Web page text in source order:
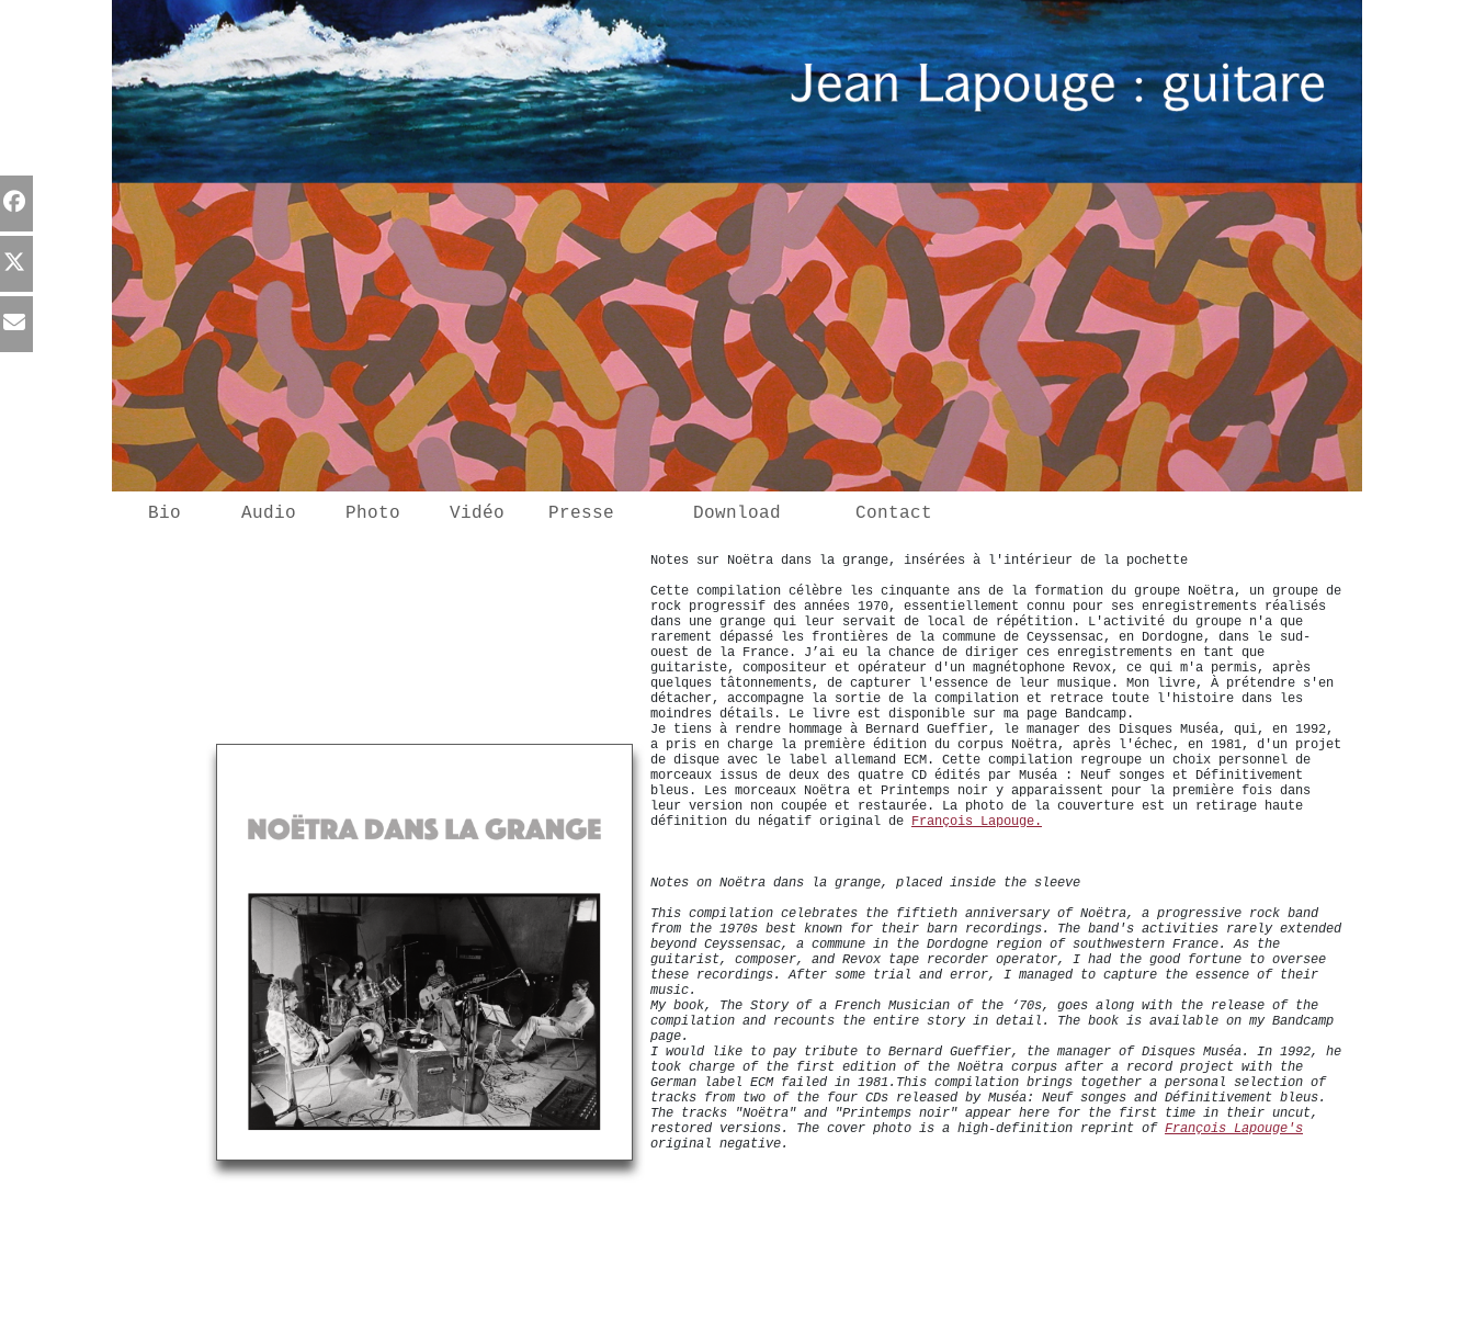
Bio Audio Photo Vidéo Presse Download Contact
Notes sur Noëtra dans la grange, insérées à l'intérieur de la pochette
Cette compilation célèbre les cinquante ans de la formation du groupe Noëtra, un groupe de
rock progressif des années 1970, essentiellement connu pour ses enregistrements réalisés
dans une grange qui leur servait de local de répétition. L'activité du groupe n'a que
rarement dépassé les frontières de la commune de Ceyssensac, en Dordogne, dans le sud-
ouest de la France. J’ai eu la chance de diriger ces enregistrements en tant que
guitariste, compositeur et opérateur d'un magnétophone Revox, ce qui m'a permis, après
quelques tâtonnements, de capturer l'essence de leur musique. Mon livre, À prétendre s'en
détacher, accompagne la sortie de la compilation et retrace toute l'histoire dans les
moindres détails. Le livre est disponible sur ma page Bandcamp.
Je tiens à rendre hommage à Bernard Gueffier, le manager des Disques Muséa, qui, en 1992,
a pris en charge la première édition du corpus Noëtra, après l'échec, en 1981, d'un projet
de disque avec le label allemand ECM. Cette compilation regroupe un choix personnel de
morceaux issus de deux des quatre CD édités par Muséa : Neuf songes et Définitivement
bleus. Les morceaux Noëtra et Printemps noir y apparaissent pour la première fois dans
leur version non coupée et restaurée. La photo de la couverture est un retirage haute
définition du négatif original de François Lapouge.
Notes on Noëtra dans la grange, placed inside the sleeve
This compilation celebrates the fiftieth anniversary of Noëtra, a progressive rock band
from the 1970s best known for their barn recordings. The band's activities rarely extended
beyond Ceyssensac, a commune in the Dordogne region of southwestern France. As the
guitarist, composer, and Revox tape recorder operator, I had the good fortune to oversee
these recordings. After some trial and error, I managed to capture the essence of their
music.
My book, The Story of a French Musician of the ‘70s, goes along with the release of the
compilation and recounts the entire story in detail. The book is available on my Bandcamp
page.
I would like to pay tribute to Bernard Gueffier, the manager of Disques Muséa. In 1992, he
took charge of the first edition of the Noëtra corpus after a record project with the
German label ECM failed in 1981.This compilation brings together a personal selection of
tracks from two of the four CDs released by Muséa: Neuf songes and Définitivement bleus.
The tracks "Noëtra" and "Printemps noir" appear here for the first time in their uncut,
restored versions. The cover photo is a high-definition reprint of François Lapouge's
original negative.